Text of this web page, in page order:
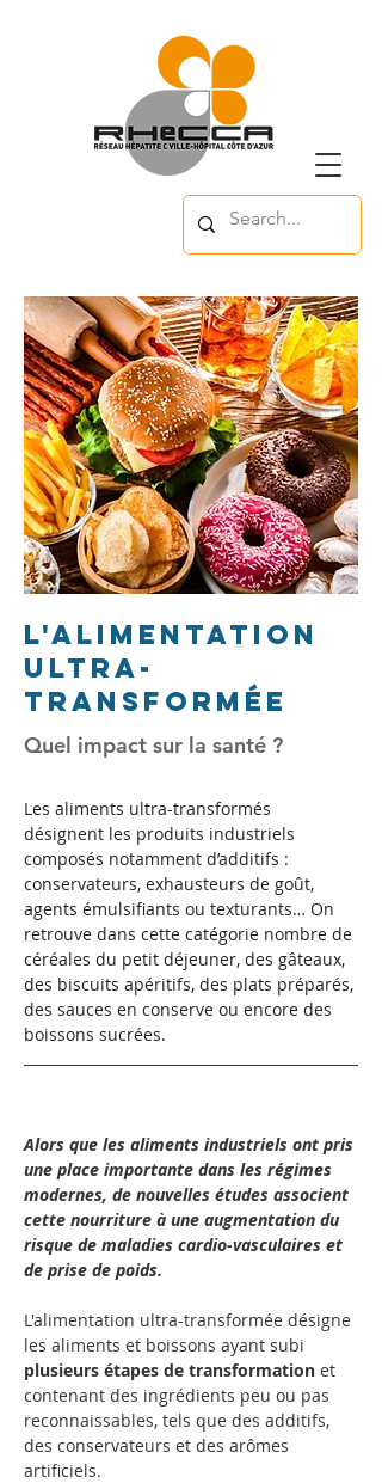
L'alimentation
ultra-
transformée
Quel impact sur la santé ?
Les aliments ultra-transformés
désignent les produits industriels
composés notamment d’additifs :
conservateurs, exhausteurs de goût,
agents émulsifiants ou texturants… On
retrouve dans cette catégorie nombre de
céréales du petit déjeuner, des gâteaux,
des biscuits apéritifs, des plats préparés,
des sauces en conserve ou encore des
boissons sucrées.
Alors que les aliments industriels ont pris
une place importante dans les régimes
modernes, de nouvelles études associent
cette nourriture à une augmentation du
risque de maladies cardio-vasculaires et
de prise de poids.
L'alimentation ultra-transformée désigne
les aliments et boissons ayant subi
plusieurs étapes de transformation et
contenant des ingrédients peu ou pas
reconnaissables, tels que des additifs,
des conservateurs et des arômes
artificiels.